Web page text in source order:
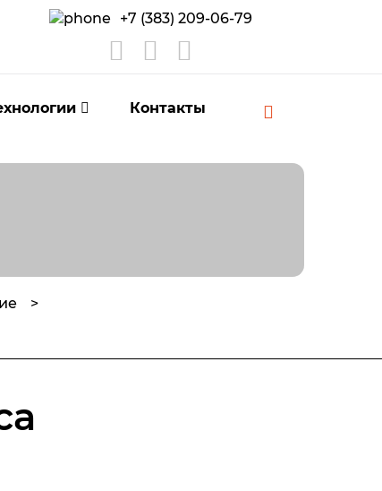
+7 (383) 209-06-79
Контакты